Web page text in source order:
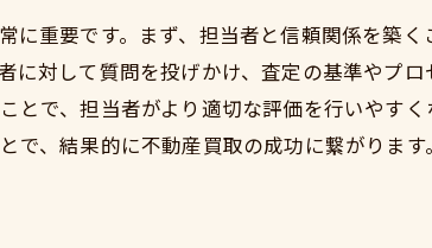
る査定結果の見方
築くためのオープンな対話
意点とその対処法
重要です。まず、担当者と信頼関係を築
対して質問を投げかけ、査定の基準やプロ
で、担当者がより適切な評価を行いやす
、結果的に不動産買取の成功に繋がりま